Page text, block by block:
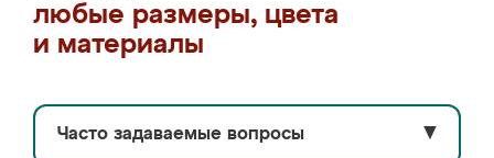
любые размеры, цвета
и материалы
Часто задаваемые вопросы ▼